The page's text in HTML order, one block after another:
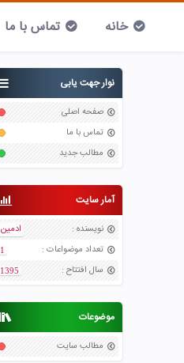
خانه تماس با ما
نوار جهت یابی
صفحه اصلی
تماس با ما
مطالب جدید
آمار سایت
نویسنده :
ادمین
تعداد موضواعات :
1
سال افتتاح :
1395
موضوعات
مطالب سایت